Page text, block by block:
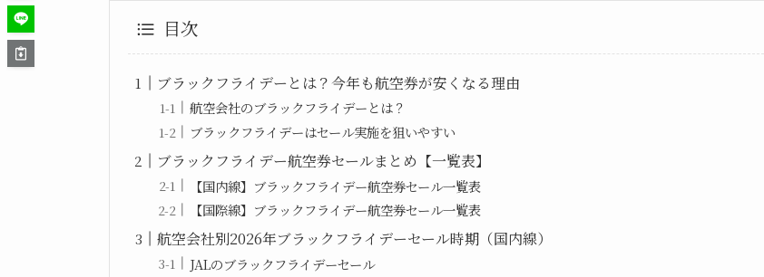
目次
ブラックフライデーとは？今年も航空券が安くなる理由
航空会社のブラックフライデーとは？
ブラックフライデーはセール実施を狙いやすい
ブラックフライデー航空券セールまとめ【一覧表】
【国内線】ブラックフライデー航空券セール一覧表
【国際線】ブラックフライデー航空券セール一覧表
航空会社別2026年ブラックフライデーセール時期（国内線）
JALのブラックフライデーセール